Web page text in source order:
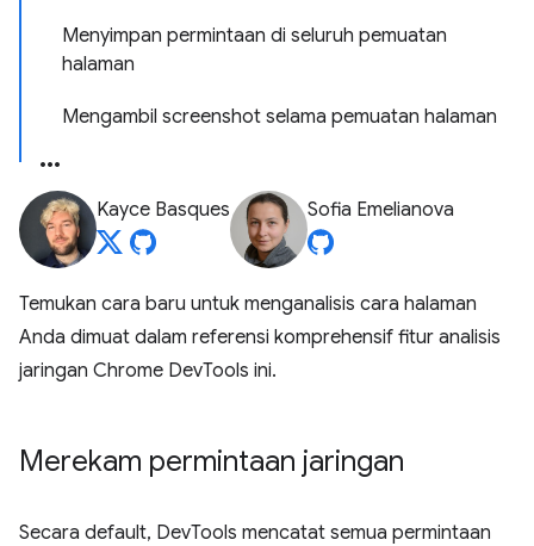
Menyimpan permintaan di seluruh pemuatan
halaman
Mengambil screenshot selama pemuatan halaman
Kayce Basques Sofia Emelianova
Temukan cara baru untuk menganalisis cara halaman
Anda dimuat dalam referensi komprehensif fitur analisis
jaringan Chrome DevTools ini.
Merekam permintaan jaringan
Secara default, DevTools mencatat semua permintaan